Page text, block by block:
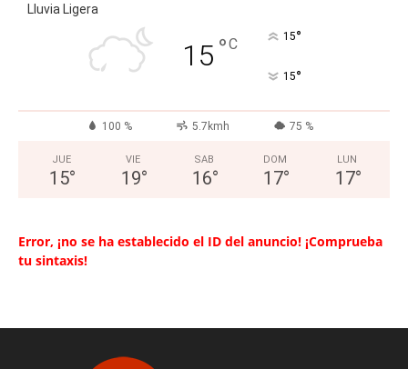
Lluvia Ligera
15 °C 15°
15°
100 % 5.7kmh 75 %
JUE
15°
VIE
19°
SAB
16°
DOM
17°
LUN
17°
Error, ¡no se ha establecido el ID del anuncio! ¡Comprueba
tu sintaxis!